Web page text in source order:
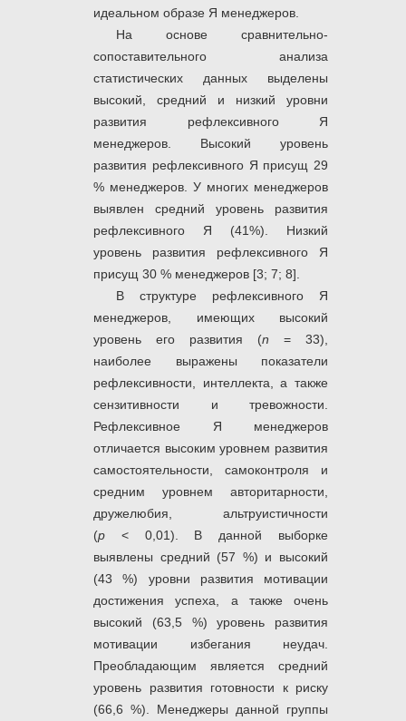
идеальном образе Я менеджеров.
На основе сравнительно-
сопоставительного анализа
статистических данных выделены
высокий, средний и низкий уровни
развития рефлексивного Я
менеджеров. Высокий уровень
развития рефлексивного Я присущ 29
% менеджеров. У многих менеджеров
выявлен средний уровень развития
рефлексивного Я (41%). Низкий
уровень развития рефлексивного Я
присущ 30 % менеджеров [3; 7; 8].
В структуре рефлексивного Я
менеджеров, имеющих высокий
уровень его развития (n = 33),
наиболее выражены показатели
рефлексивности, интеллекта, а также
сензитивности и тревожности.
Рефлексивное Я менеджеров
отличается высоким уровнем развития
самостоятельности, самоконтроля и
средним уровнем авторитарности,
дружелюбия, альтруистичности
(р < 0,01). В данной выборке
выявлены средний (57 %) и высокий
(43 %) уровни развития мотивации
достижения успеха, а также очень
высокий (63,5 %) уровень развития
мотивации избегания неудач.
Преобладающим является средний
уровень развития готовности к риску
(66,6 %). Менеджеры данной группы